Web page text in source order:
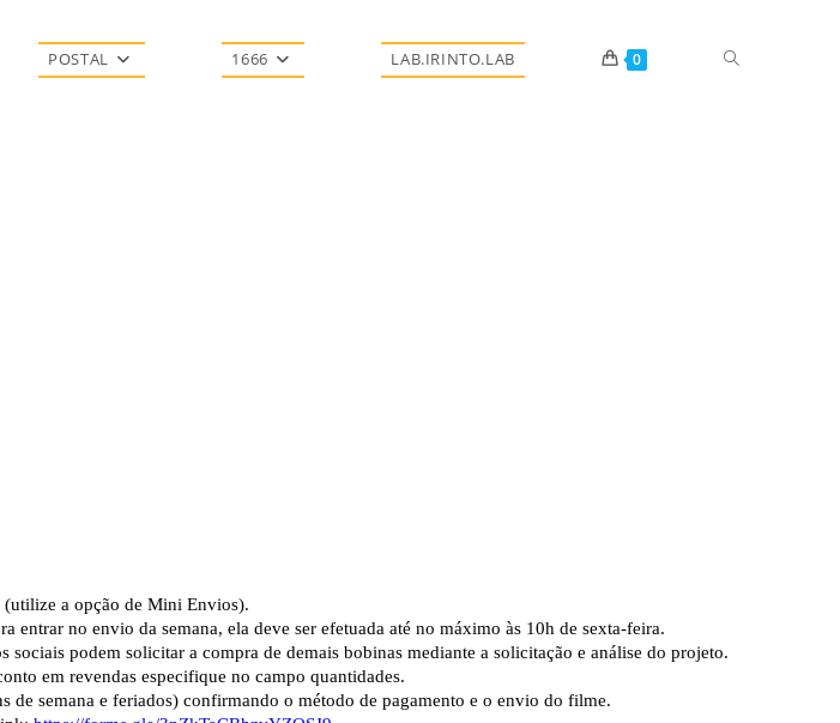
POSTAL 1666 LAB.IRINTO.LAB 0